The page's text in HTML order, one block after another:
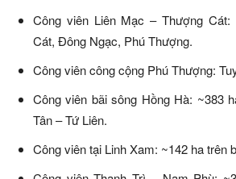
Công viên Liên Mạc – Thượng
Cát, Đông Ngạc, Phú Thượng.
Công viên công cộng Phú Thượng:
Công viên bãi sông Hồng Hà: ~383
Tân – Tứ Liên.
Công viên tại Linh Xam: ~142 ha trên